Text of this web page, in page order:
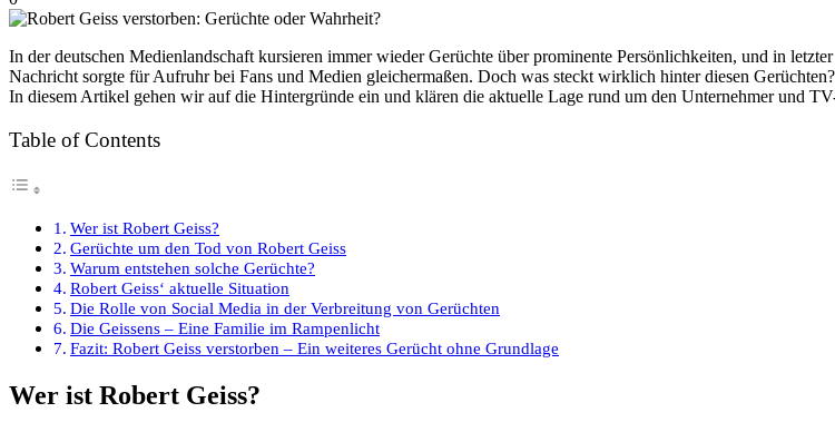
In der deutschen Medienlandschaft kursieren immer wieder Gerüchte über prominente Persönlichkeiten, und in
Nachricht sorgte für Aufruhr bei Fans und Medien gleichermaßen. Doch was steckt wirklich hinter diesen
In diesem Artikel gehen wir auf die Hintergründe ein und klären die aktuelle Lage rund um den Unternehmer und
Table of Contents
Wer ist Robert Geiss?
Gerüchte um den Tod von Robert Geiss
Warum entstehen solche Gerüchte?
Robert Geiss‘ aktuelle Situation
Die Rolle von Social Media in der Verbreitung von Gerüchten
Die Geissens – Eine Familie im Rampenlicht
Fazit: Robert Geiss verstorben – Ein weiteres Gerücht ohne Grundlage
Wer ist Robert Geiss?